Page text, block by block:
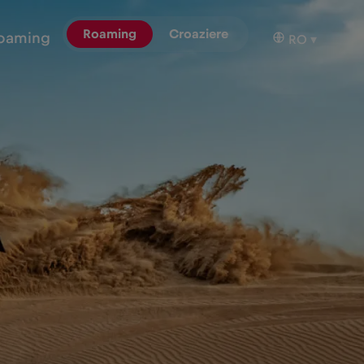
Roaming Croaziere RO ▾